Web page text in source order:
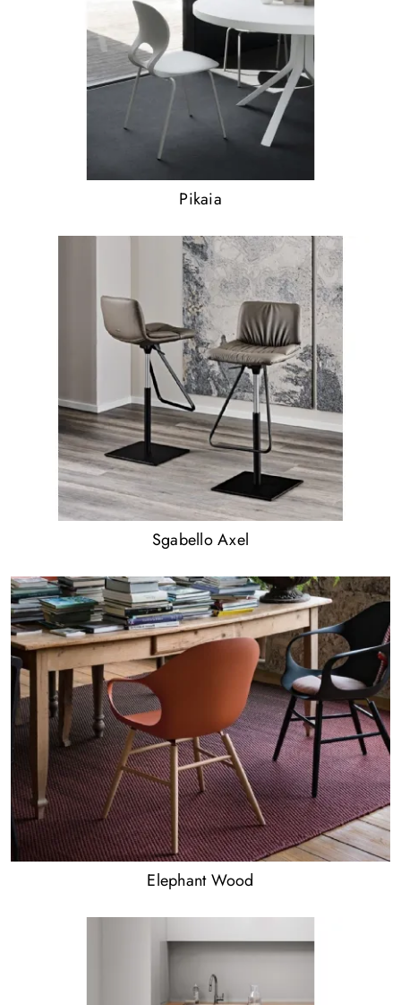
Pikaia
Sgabello Axel
Elephant Wood